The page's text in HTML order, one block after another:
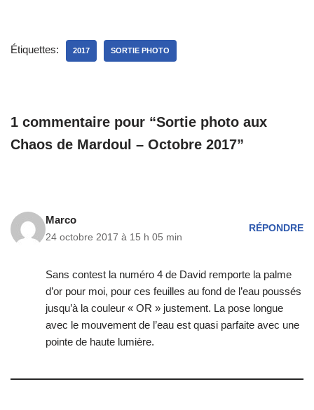
Étiquettes: 2017 SORTIE PHOTO
1 commentaire pour “Sortie photo aux
Chaos de Mardoul – Octobre 2017”
Marco
24 octobre 2017 à 15 h 05 min
RÉPONDRE
Sans contest la numéro 4 de David remporte la palme
d’or pour moi, pour ces feuilles au fond de l’eau poussés
jusqu’à la couleur « OR » justement. La pose longue
avec le mouvement de l’eau est quasi parfaite avec une
pointe de haute lumière.